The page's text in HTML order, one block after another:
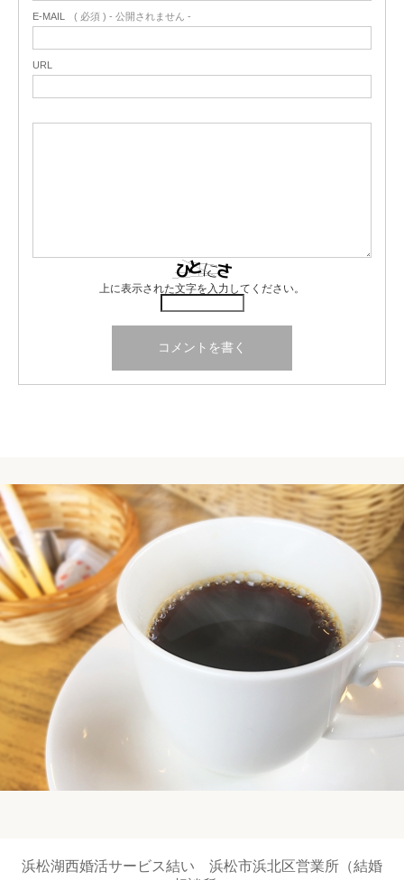
E-MAIL ( 必須 ) - 公開されません -
URL
上に表示された文字を入力してください。
浜松湖西婚活サービス結い 浜松市浜北区営業所（結婚